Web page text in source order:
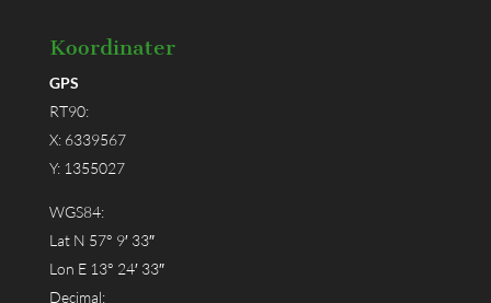
Koordinater
GPS
RT90:
X: 6339567
Y: 1355027
WGS84:
Lat N 57° 9′ 33″
Lon E 13° 24′ 33″
Decimal: